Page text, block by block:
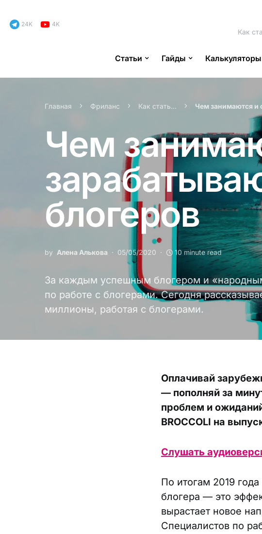
24K 4K
Как
Статьи Гайды Калькуляторы
Главная Фриланс Как стать... Чем занимаются и
Чем
блогеров
by Алена Алькова 05/05/2020 10 minute read
За каждым успешным блогером и
по работе с блогерами. Сегодня
миллионы, работая с блогерами.
Оплачивай
— пополняй за
проблем и
BROCCOLI на
Слушать
По итогам 2019
блогера — это
вырастает новое
Специалистов по